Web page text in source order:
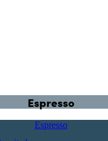
Espresso
Espresso